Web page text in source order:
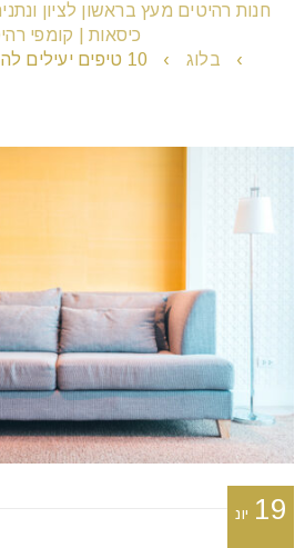
חנות רהיטים מעץ בראשון לציון
כיסאות | קומפי
›
בלוג › 10 טיפים יעילים להסרת כתמים מספות
19 יונ
הקטנת גופן
spellcheck
ניגודיות בהירה
ניגודיות כהה
format_underlined הוסף קו תחתון לקישורים
סמן קישורים